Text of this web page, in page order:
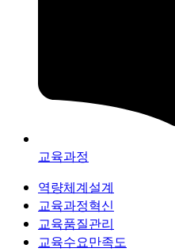
교육과정
역량체계설계
교육과정혁신
교육품질관리
교육수요만족도